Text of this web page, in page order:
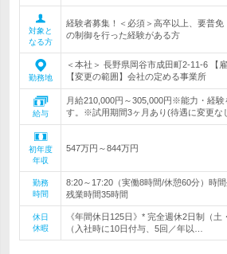
対象と
なる方
経験者募集！＜必須＞高卒以上、要普免
の制御を行った経験がある方
勤務地
＜本社＞ 長野県岡谷市成田町2-11-6 【
【変更の範囲】会社の定める事業所
給与
月給210,000円～305,000円※能力・経験
す。※試用期間3ヶ月あり(待遇に変更な
初年度
年収
547万円～844万円
勤務
時間
8:20～17:20（実働8時間/休憩60分）時
残業時間35時間
休日
休暇
《年間休日125日》* 完全週休2日制（土
（入社時に10日付与、5回／年以…